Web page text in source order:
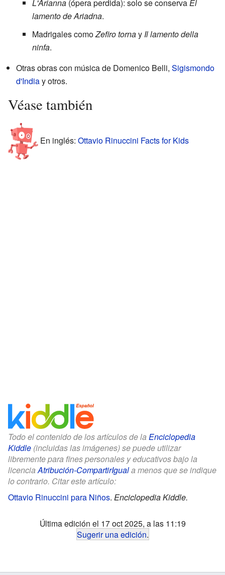
L'Arianna (ópera perdida): solo se conservaEl
lamento de Ariadna.
Madrigales comoZefiro tornay Il lamento della
ninfa.
Otras obras con música de Domenico Belli, Sigismondo
d'Indiay otros.
Véase también
En inglés: Ottavio Rinuccini Facts for Kids
Todo el contenido de los artículos de la Enciclopedia
Kiddle (incluidas las imágenes) se puede utilizar
libremente para fines personales y educativos bajo la
licenciaAtribución-CompartirIguala menos que se indique
lo contrario. Citar este artículo:
Ottavio Rinuccini para Niños. Enciclopedia Kiddle.
Última edición el 17 oct 2025, a las 11:19
Sugerir una edición.